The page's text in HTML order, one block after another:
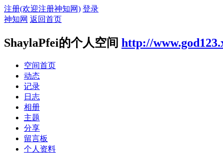
注册(欢迎注册神知网) 登录
神知网 返回首页
ShaylaPfei的个人空间 http://
空间首页
动态
记录
日志
相册
主题
分享
留言板
个人资料